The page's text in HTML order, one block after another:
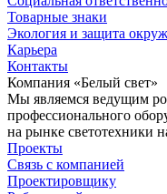
Товарные знаки
Экология и защита
Карьера
Контакты
Компания «Белый свет»
Мы являемся ведущим
профессионального
на рынке светотехники
Проекты
Связь с компанией
Проектировщику